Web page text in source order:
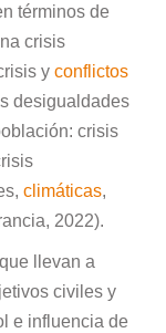
términos de
crisis
y conflictos
desigualdades
crisis
climáticas,
2022).
llevan a
civiles y
e influencia de